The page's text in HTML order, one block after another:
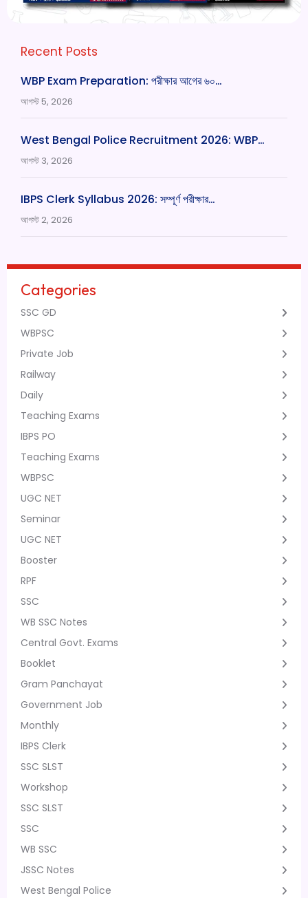
Recent Posts
WBP Exam Preparation: পরীক্ষার আগের ৬০…
আগস্ট 5, 2026
West Bengal Police Recruitment 2026: WBP…
আগস্ট 3, 2026
IBPS Clerk Syllabus 2026: সম্পূর্ণ পরীক্ষার…
আগস্ট 2, 2026
Categories
SSC GD
WBPSC
Private Job
Railway
Daily
Teaching Exams
IBPS PO
Teaching Exams
WBPSC
UGC NET
Seminar
UGC NET
Booster
RPF
SSC
WB SSC Notes
Central Govt. Exams
Booklet
Gram Panchayat
Government Job
Monthly
IBPS Clerk
SSC SLST
Workshop
SSC SLST
SSC
WB SSC
JSSC Notes
West Bengal Police